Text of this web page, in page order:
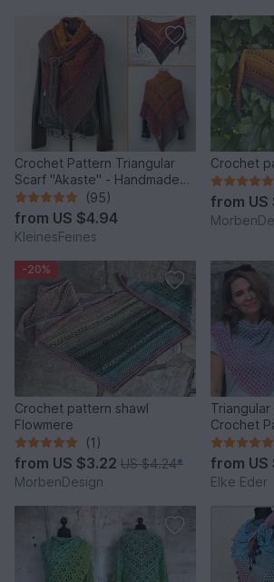
Crochet Pattern Triangular
Scarf "Akaste" - Handmade
Unique Design
(95)
from US $4.94
KleinesFeines
Crochet
from US
-20%
Crochet pattern shawl
Flowmere
(1)
from US $3.22 US $4.24*
MorbenDesign
Crochet
from US
Elke Eder